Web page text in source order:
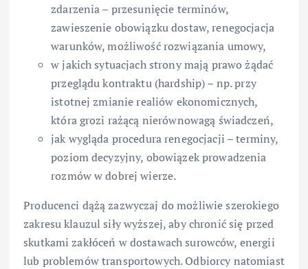
zdarzenia – przesunięcie terminów,
zawieszenie obowiązku dostaw, renegocjacja
warunków, możliwość rozwiązania umowy,
w jakich sytuacjach strony mają prawo żądać
przeglądu kontraktu (hardship) – np. przy
istotnej zmianie realiów ekonomicznych,
która grozi rażącą nierównowagą świadczeń,
jak wygląda procedura renegocjacji – terminy,
poziom decyzyjny, obowiązek prowadzenia
rozmów w dobrej wierze.
Producenci dążą zazwyczaj do możliwie szerokiego
zakresu klauzul siły wyższej, aby chronić się przed
skutkami zakłóceń w dostawach surowców, energii
lub problemów transportowych. Odbiorcy natomiast